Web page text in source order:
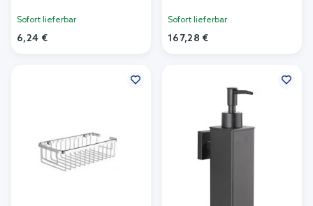
Sofort lieferbar
6,24 €
Sofort lieferbar
167,28 €